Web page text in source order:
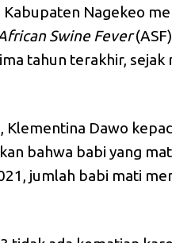
Nagekeo
Swine Fever
tahun terakhir, sejak
Klementina Dawo
bahwa babi yang
jumlah babi mati